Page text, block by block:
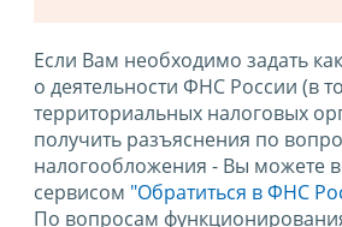
Если Вам необходимо задать
о деятельности ФНС России (в
территориальных налоговых
получить разъяснения по
налогообложения - Вы можете
сервисом "Обратиться в ФНС
По вопросам